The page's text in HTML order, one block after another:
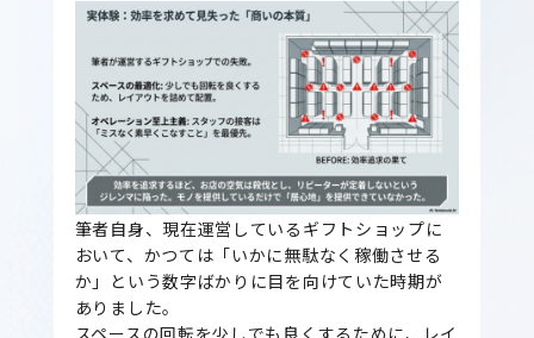
筆者自身、現在運営しているギフトショップに
おいて、かつては「いかに無駄なく稼働させる
か」という数字ばかりに目を向けていた時期が
ありました。